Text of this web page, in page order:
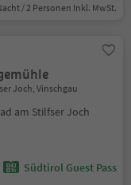
/ 2 Personen Inkl. MwSt.
Joch, Vinschgau
am Stilfser Joch
Südtirol Guest Pass